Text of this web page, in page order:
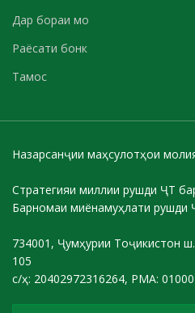
Дар бораи мо
Раёсати бонк
Тамос
Назарсанҷии маҳсулотҳои
Стратегияи миллии рушди ҶТ
Барномаи миёнамуҳлати рушди
734001, Ҷумҳурии Тоҷикистон
105
с/ҳ: 20402972316264, РМА: